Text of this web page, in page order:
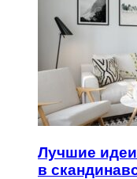
Лучшие
в